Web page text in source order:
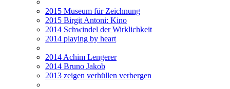
2015 Museum für Zeichnung
2015 Birgit Antoni: Kino
2014 Schwindel der Wirklichkeit
2014 playing by heart
2014 Achim Lengerer
2014 Bruno Jakob
2013 zeigen verhüllen verbergen